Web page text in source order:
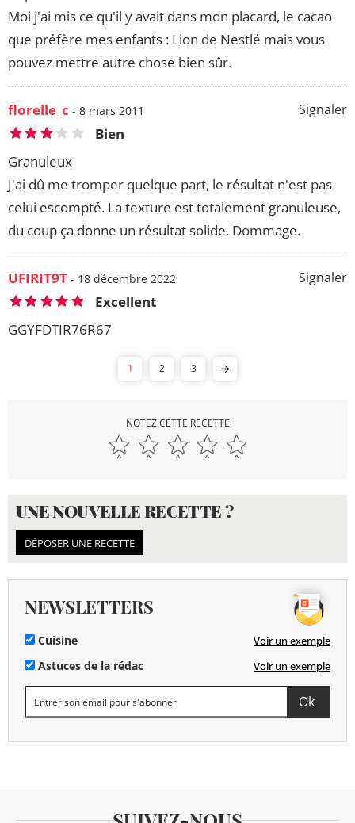
Moi j'ai mis ce qu'il y avait dans mon placard, le cacao
que préfère mes enfants : Lion de Nestlé mais vous
pouvez mettre autre chose bien sûr.
Signaler
florelle_c - 8 mars 2011
Bien
Granuleux
J'ai dû me tromper quelque part, le résultat n'est pas
celui escompté. La texture est totalement granuleuse,
du coup ça donne un résultat solide. Dommage.
Signaler
UFIRIT9T - 18 décembre 2022
Excellent
GGYFDTIR76R67
1 2 3
NOTEZ CETTE RECETTE
UNE NOUVELLE RECETTE ?
DÉPOSER UNE RECETTE
NEWSLETTERS
Cuisine Voir un exemple
Astuces de la rédac Voir un exemple